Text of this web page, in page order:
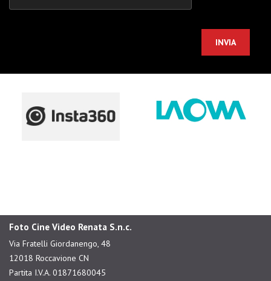
Foto Cine Video Renata S.n.c.
Via Fratelli Giordanengo, 48
12018 Roccavione CN
Partita I.V.A. 01871680045